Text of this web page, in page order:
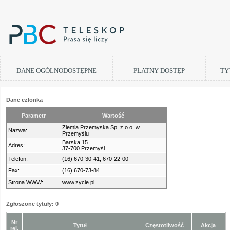
DANE OGÓLNODOSTĘPNE PŁATNY DOSTĘP
Dane członka
Parametr Wartość
Nazwa:
Ziemia Przemyska Sp. z o.o. w
Przemyślu
Adres:
Barska 15
37-700 Przemyśl
Telefon:
(16) 670-30-41, 670-22-00
Fax:
(16) 670-73-84
Strona WWW:
www.zycie.pl
Zgłoszone tytuły: 0
Nr
rej.
Tytuł Częstotliwość Akcja